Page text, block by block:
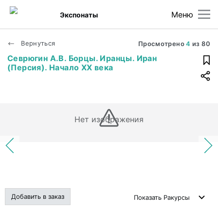
Меню
Экспонаты
Вернуться Просмотрено4 из80
Севрюгин А.В. Борцы. Иранцы. Иран
(Персия). Начало XX века
Нет изображения
Добавить в заказ Показать Ракурсы